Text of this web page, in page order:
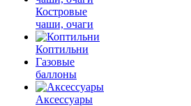
Костровые
чаши, очаги
Коптильни
Газовые
баллоны
Аксессуары